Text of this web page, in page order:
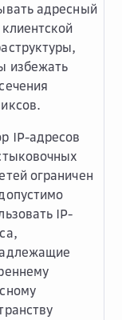
адресный
избежать
IP-адресов
ограничен
IP-